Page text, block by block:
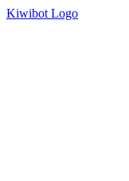
Kiwibot Logo